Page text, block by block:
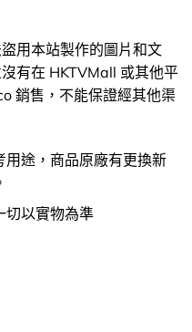
用本站製作的圖片和文
有在 HKTVMall 或其他平
銷售，不能保證經其他渠
途，商品原廠有更換新
切以實物為準